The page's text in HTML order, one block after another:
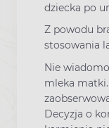
dziecka po
Z powodu
stosowania
Nie
mleka
Decyzja o